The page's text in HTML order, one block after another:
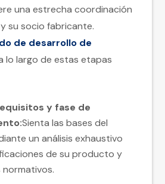
una estrecha coordinación
su socio fabricante.
de desarrollo de
lo largo de estas etapas
y fase de
Sienta las bases del
un análisis exhaustivo
de su producto y